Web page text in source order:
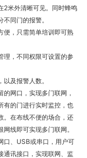
2米外清晰可见。同时蜂鸣
同门的报警。
便，只需简单培训即可熟
理，不同权限可设置的参
及报警人数。
网口，实现多门联网，
有的门进行实时监控，也
。在布线不便的场合，还
线即可实现多门联网。
口、USB或串口，用户可
通讯接口，实现联网、监